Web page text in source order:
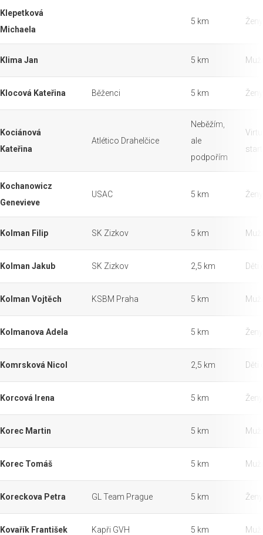
Klepetková
Michaela
5 km Ženy
Klima Jan 5 km Muži
Klocová Kateřina Běženci 5 km Ženy
Kociánová
Kateřina
Atlético Drahelčice
Neběžím,
ale
podpořím
Kochanowicz
Genevieve
USAC 5 km Ženy
Kolman Filip SK Zizkov 5 km Muži
Kolman Jakub SK Zizkov 2,5 km Děti
Kolman Vojtěch KSBM Praha 5 km Muži
Kolmanova Adela 5 km Ženy
Komrsková Nicol 2,5 km Děti
Korcová Irena 5 km Ženy
Korec Martin 5 km Muži
Korec Tomáš 5 km Muži
Koreckova Petra GL Team Prague 5 km Ženy
Kovařík František Kapři GVH 5 km Muži